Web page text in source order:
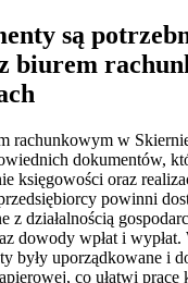
są
biurem
rachunkowym w
dokumentów,
księgowości oraz
powinni
z działalnością
dowody wpłat i wypłat.
były uporządkowane i
co ułatwi pracę